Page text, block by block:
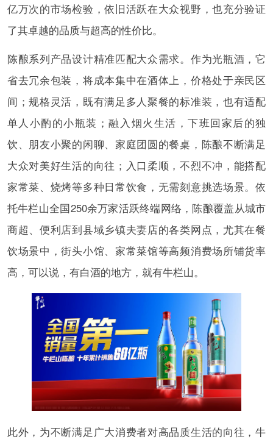
亿万次的市场检验，依旧活跃在大众视野，也充分验证
了其卓越的品质与超高的性价比。
陈酿系列产品设计精准匹配大众需求。作为光瓶酒，它
省去冗余包装，将成本集中在酒体上，价格处于亲民区
间；规格灵活，既有满足多人聚餐的标准装，也有适配
单人小酌的小瓶装；融入烟火生活，下班回家后的独
饮、朋友小聚的闲聊、家庭团圆的餐桌，陈酿不断满足
大众对美好生活的向往；入口柔顺，不烈不冲，能搭配
家常菜、烧烤等多种日常饮食，无需刻意挑选场景。依
托牛栏山全国250余万家活跃终端网络，陈酿覆盖从城市
商超、便利店到县域乡镇夫妻店的各类网点，尤其在餐
饮场景中，街头小馆、家常菜馆等高频消费场所铺货率
高，可以说，有白酒的地方，就有牛栏山。
此外，为不断满足广大消费者对高品质生活的向往，牛